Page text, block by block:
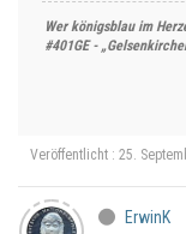
Wer königsblau im
#401GE -
Veröffentlicht : 25.
ErwinK